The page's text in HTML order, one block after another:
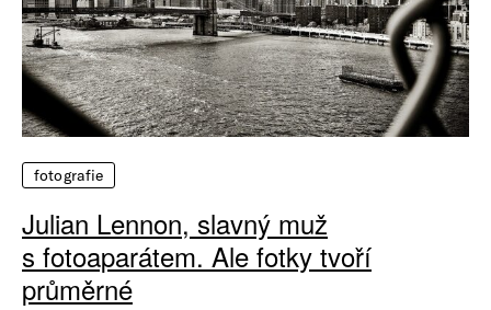
fotografie
Julian Lennon, slavný muž
s fotoaparátem. Ale fotky tvoří
průměrné